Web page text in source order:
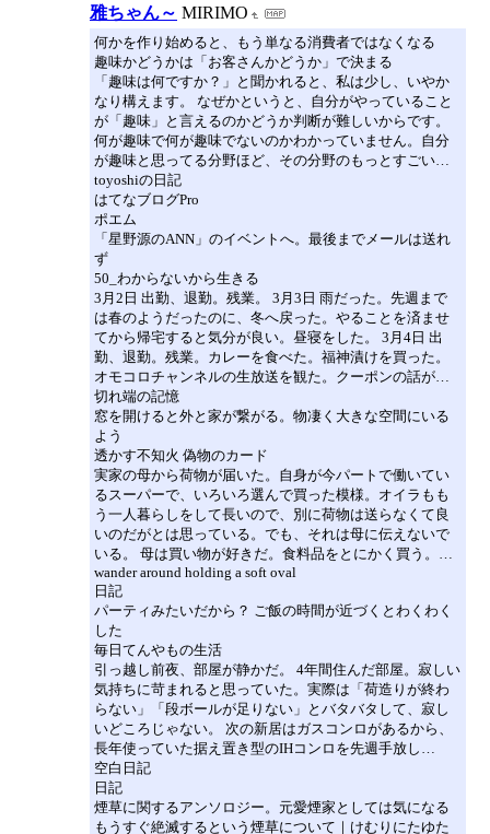
雅ちゃん～ MIRIMO
何かを作り始めると、もう単なる消費者ではなくなる
趣味かどうかは「お客さんかどうか」で決まる
「趣味は何ですか？」と聞かれると、私は少し、いやか
なり構えます。 なぜかというと、自分がやっていること
が「趣味」と言えるのかどうか判断が難しいからです。
何が趣味で何が趣味でないのかわかっていません。自分
が趣味と思ってる分野ほど、その分野のもっとすごい…
toyoshiの日記
はてなブログPro
ポエム
「星野源のANN」のイベントへ。最後までメールは送れ
ず
50_わからないから生きる
3月2日 出勤、退勤。残業。 3月3日 雨だった。先週まで
は春のようだったのに、冬へ戻った。やることを済ませ
てから帰宅すると気分が良い。昼寝をした。 3月4日 出
勤、退勤。残業。カレーを食べた。福神漬けを買った。
オモコロチャンネルの生放送を観た。クーポンの話が…
切れ端の記憶
窓を開けると外と家が繋がる。物凄く大きな空間にいる
よう
透かす不知火 偽物のカード
実家の母から荷物が届いた。自身が今パートで働いてい
るスーパーで、いろいろ選んで買った模様。オイラもも
う一人暮らしをして長いので、別に荷物は送らなくて良
いのだがとは思っている。でも、それは母に伝えないで
いる。 母は買い物が好きだ。食料品をとにかく買う。…
wander around holding a soft oval
日記
パーティみたいだから？ ご飯の時間が近づくとわくわく
した
毎日てんやもの生活
引っ越し前夜、部屋が静かだ。 4年間住んだ部屋。寂しい
気持ちに苛まれると思っていた。実際は「荷造りが終わ
らない」「段ボールが足りない」とバタバタして、寂し
いどころじゃない。 次の新居はガスコンロがあるから、
長年使っていた据え置き型のIHコンロを先週手放し…
空白日記
日記
煙草に関するアンソロジー。元愛煙家としては気になる
もうすぐ絶滅するという煙草について｜けむりにたゆた